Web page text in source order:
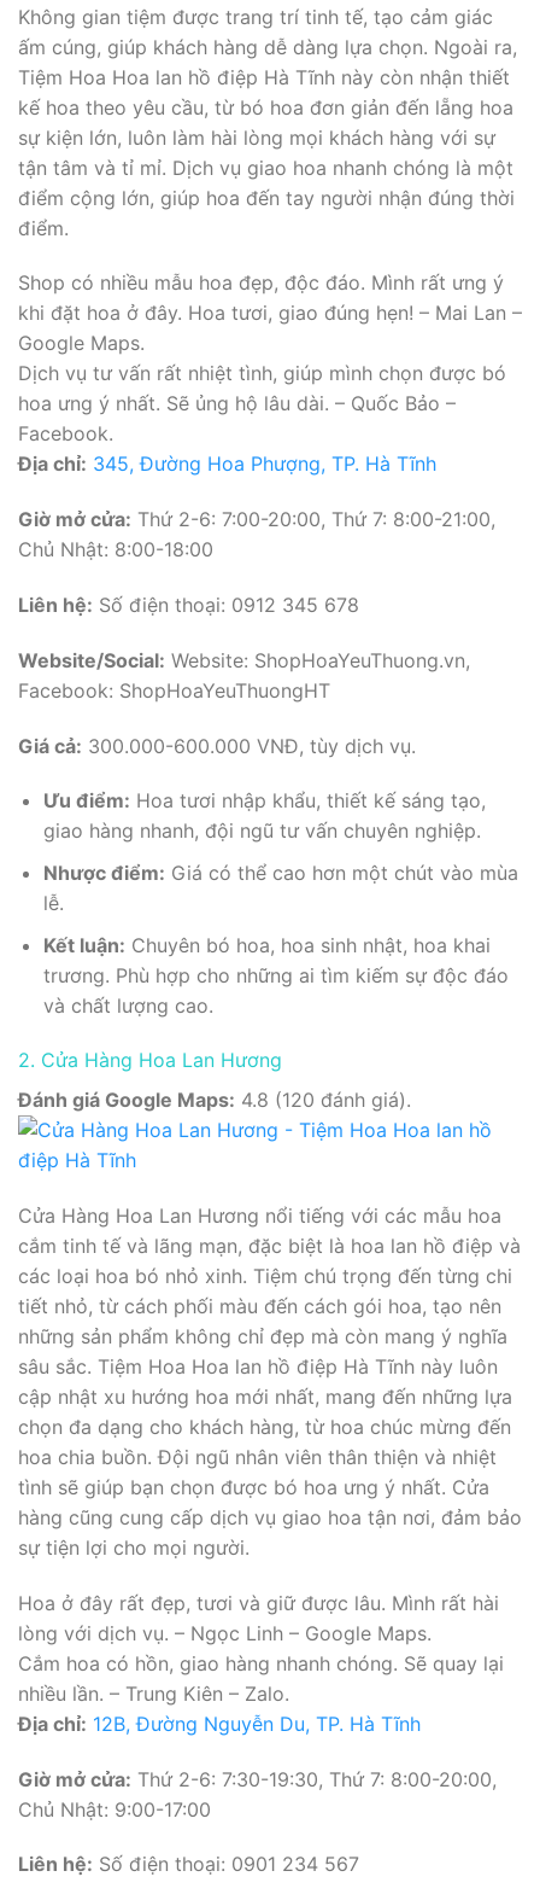
Không gian tiệm được trang trí tinh tế, tạo cảm giác
ấm cúng, giúp khách hàng dễ dàng lựa chọn. Ngoài ra,
Tiệm Hoa Hoa lan hồ điệp Hà Tĩnh này còn nhận thiết
kế hoa theo yêu cầu, từ bó hoa đơn giản đến lẵng hoa
sự kiện lớn, luôn làm hài lòng mọi khách hàng với sự
tận tâm và tỉ mỉ. Dịch vụ giao hoa nhanh chóng là một
điểm cộng lớn, giúp hoa đến tay người nhận đúng thời
điểm.
Shop có nhiều mẫu hoa đẹp, độc đáo. Mình rất ưng ý
khi đặt hoa ở đây. Hoa tươi, giao đúng hẹn! – Mai Lan –
Google Maps.
Dịch vụ tư vấn rất nhiệt tình, giúp mình chọn được bó
hoa ưng ý nhất. Sẽ ủng hộ lâu dài. – Quốc Bảo –
Facebook.
Địa chỉ: 345, Đường Hoa Phượng, TP. Hà Tĩnh
Giờ mở cửa: Thứ 2-6: 7:00-20:00, Thứ 7: 8:00-21:00,
Chủ Nhật: 8:00-18:00
Liên hệ: Số điện thoại: 0912 345 678
Website/Social: Website: ShopHoaYeuThuong.vn,
Facebook: ShopHoaYeuThuongHT
Giá cả: 300.000-600.000 VNĐ, tùy dịch vụ.
Ưu điểm: Hoa tươi nhập khẩu, thiết kế sáng tạo,
giao hàng nhanh, đội ngũ tư vấn chuyên nghiệp.
Nhược điểm: Giá có thể cao hơn một chút vào mùa
lễ.
Kết luận: Chuyên bó hoa, hoa sinh nhật, hoa khai
trương. Phù hợp cho những ai tìm kiếm sự độc đáo
và chất lượng cao.
2. Cửa Hàng Hoa Lan Hương
Đánh giá Google Maps: 4.8 (120 đánh giá).
Cửa Hàng Hoa Lan Hương nổi tiếng với các mẫu hoa
cắm tinh tế và lãng mạn, đặc biệt là hoa lan hồ điệp và
các loại hoa bó nhỏ xinh. Tiệm chú trọng đến từng chi
tiết nhỏ, từ cách phối màu đến cách gói hoa, tạo nên
những sản phẩm không chỉ đẹp mà còn mang ý nghĩa
sâu sắc. Tiệm Hoa Hoa lan hồ điệp Hà Tĩnh này luôn
cập nhật xu hướng hoa mới nhất, mang đến những lựa
chọn đa dạng cho khách hàng, từ hoa chúc mừng đến
hoa chia buồn. Đội ngũ nhân viên thân thiện và nhiệt
tình sẽ giúp bạn chọn được bó hoa ưng ý nhất. Cửa
hàng cũng cung cấp dịch vụ giao hoa tận nơi, đảm bảo
sự tiện lợi cho mọi người.
Hoa ở đây rất đẹp, tươi và giữ được lâu. Mình rất hài
lòng với dịch vụ. – Ngọc Linh – Google Maps.
Cắm hoa có hồn, giao hàng nhanh chóng. Sẽ quay lại
nhiều lần. – Trung Kiên – Zalo.
Địa chỉ: 12B, Đường Nguyễn Du, TP. Hà Tĩnh
Giờ mở cửa: Thứ 2-6: 7:30-19:30, Thứ 7: 8:00-20:00,
Chủ Nhật: 9:00-17:00
Liên hệ: Số điện thoại: 0901 234 567